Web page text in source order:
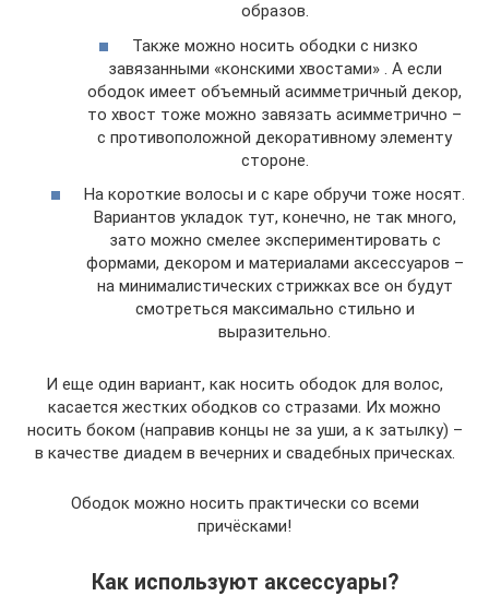
образов.
Также можно носить ободки с низко
завязанными «конскими хвостами» . А если
ободок имеет объемный асимметричный декор,
то хвост тоже можно завязать асимметрично –
с противоположной декоративному элементу
стороне.
На короткие волосы и с каре обручи тоже носят.
Вариантов укладок тут, конечно, не так много,
зато можно смелее экспериментировать с
формами, декором и материалами аксессуаров –
на минималистических стрижках все он будут
смотреться максимально стильно и
выразительно.
И еще один вариант, как носить ободок для волос,
касается жестких ободков со стразами. Их можно
носить боком (направив концы не за уши, а к затылку) –
в качестве диадем в вечерних и свадебных прическах.
Ободок можно носить практически со всеми
причёсками!
Как используют аксессуары?